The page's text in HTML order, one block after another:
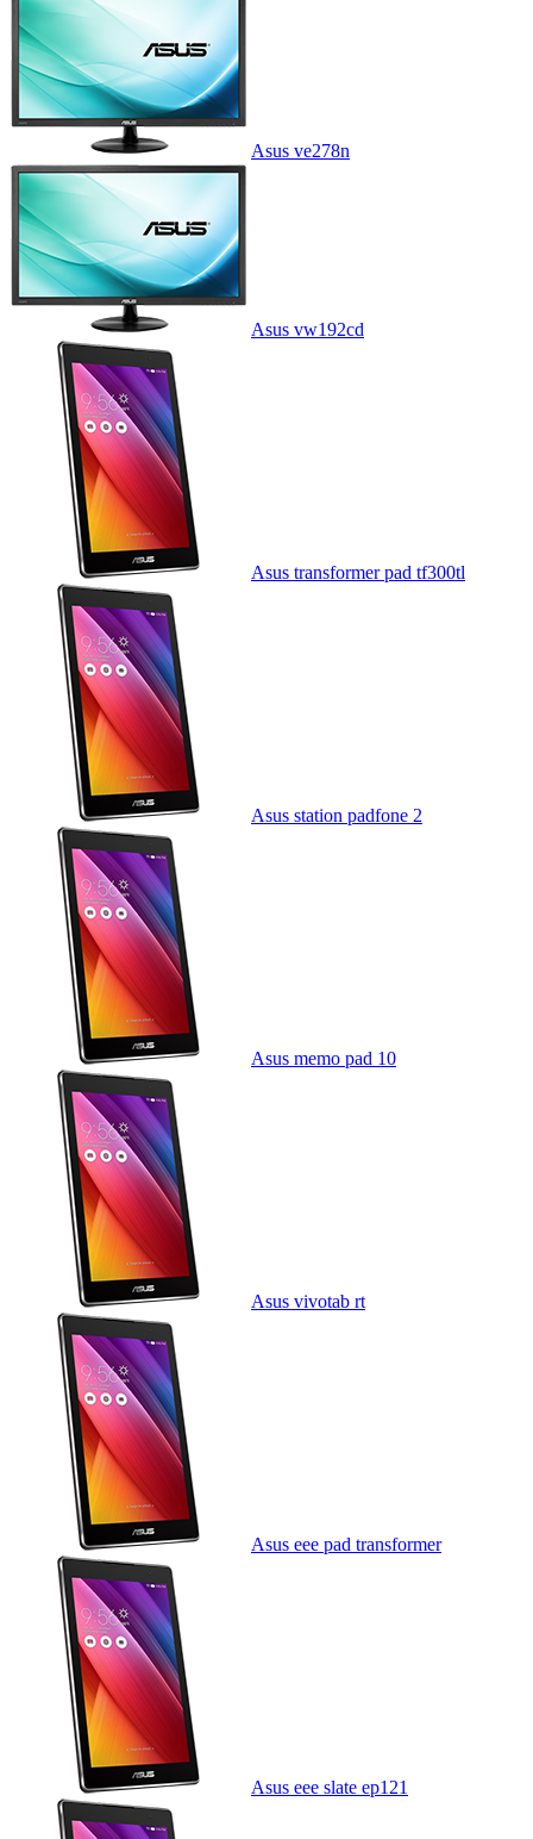
Asus ve278n
Asus vw192cd
Asus transformer pad tf300tl
Asus station padfone 2
Asus memo pad 10
Asus vivotab rt
Asus eee pad transformer
Asus eee slate ep121